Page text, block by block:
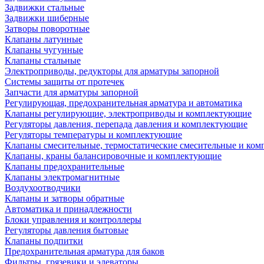
Задвижки стальные
Задвижки шиберные
Затворы поворотные
Клапаны латунные
Клапаны чугунные
Клапаны стальные
Электроприводы, редукторы для арматуры запорной
Системы защиты от протечек
Запчасти для арматуры запорной
Регулирующая, предохранительная арматура и автоматика
Клапаны регулирующие, электроприводы и комплектующие
Регуляторы давления, перепада давления и комплектующие
Регуляторы температуры и комплектующие
Клапаны смесительные, термостатические смесительные и
Клапаны, краны балансировочные и комплектующие
Клапаны предохранительные
Клапаны электромагнитные
Воздухоотводчики
Клапаны и затворы обратные
Автоматика и принадлежности
Блоки управления и контроллеры
Регуляторы давления бытовые
Клапаны подпитки
Предохранительная арматура для баков
Фильтры, грязевики и элеваторы